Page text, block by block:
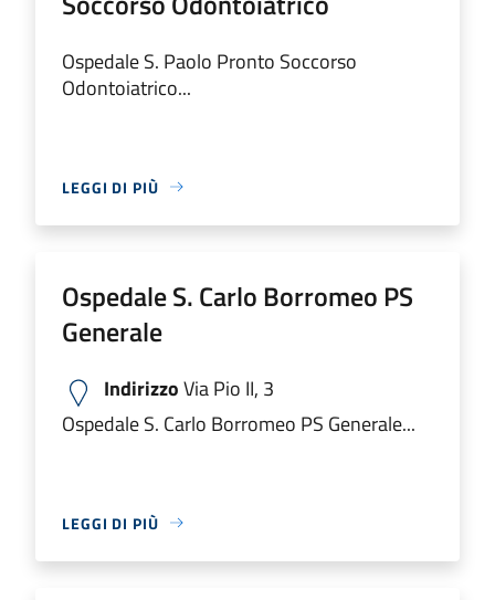
Ospedale S. Paolo Pronto Soccorso
Odontoiatrico...
LEGGI DI PIÙ
Ospedale S. Carlo Borromeo PS
Generale
IndirizzoVia Pio II, 3
Ospedale S. Carlo Borromeo PS Generale...
LEGGI DI PIÙ